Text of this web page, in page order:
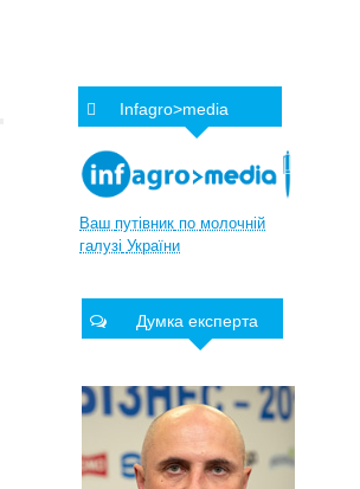
Infagro>media
Ваш путівник по молочній
галузі України
Думка експерта